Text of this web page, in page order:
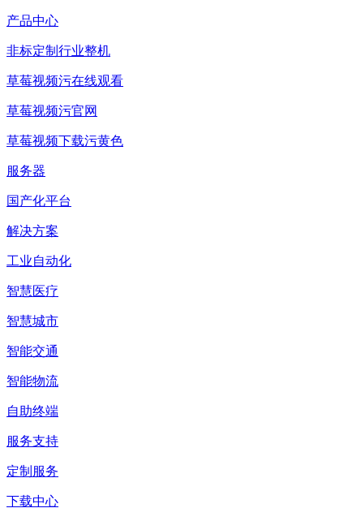
产品中心
非标定制行业整机
草莓视频污在线观看
草莓视频污官网
草莓视频下载污黄色
服务器
国产化平台
解决方案
工业自动化
智慧医疗
智慧城市
智能交通
智能物流
自助终端
服务支持
定制服务
下载中心